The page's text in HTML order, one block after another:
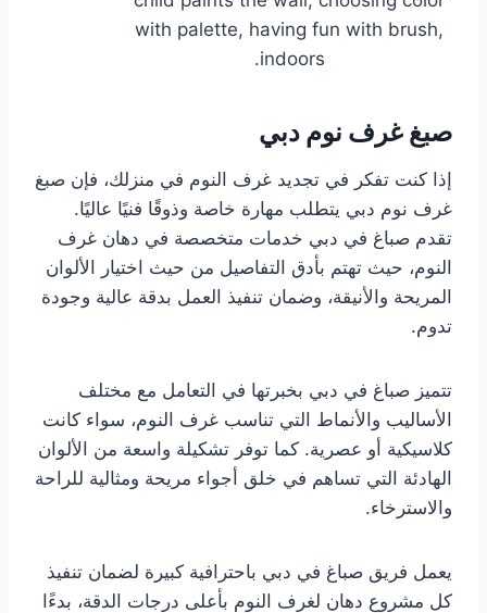
with palette, having fun with brush,
indoors.
صبغ غرف نوم دبي
إذا كنت تفكر في تجديد غرف النوم في منزلك، فإن صبغ
غرف نوم دبي يتطلب مهارة خاصة وذوقًا فنيًا عاليًا.
تقدم صباغ في دبي خدمات متخصصة في دهان غرف
النوم، حيث تهتم بأدق التفاصيل من حيث اختيار الألوان
المريحة والأنيقة، وضمان تنفيذ العمل بدقة عالية وجودة
تدوم.
تتميز صباغ في دبي بخبرتها في التعامل مع مختلف
الأساليب والأنماط التي تناسب غرف النوم، سواء كانت
كلاسيكية أو عصرية. كما توفر تشكيلة واسعة من الألوان
الهادئة التي تساهم في خلق أجواء مريحة ومثالية للراحة
والاسترخاء.
يعمل فريق صباغ في دبي باحترافية كبيرة لضمان تنفيذ
كل مشروع دهان لغرف النوم بأعلى درجات الدقة، بدءًا